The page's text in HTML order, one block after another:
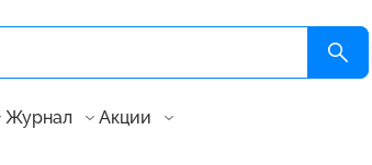
Журнал Акции